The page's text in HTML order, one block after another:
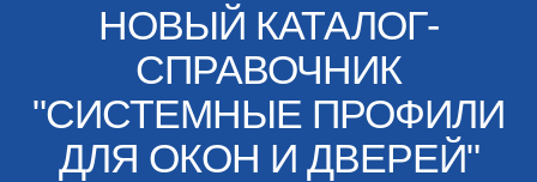
НОВЫЙ КАТАЛОГ-
СПРАВОЧНИК
"СИСТЕМНЫЕ ПРОФИЛИ
ДЛЯ ОКОН И ДВЕРЕЙ"